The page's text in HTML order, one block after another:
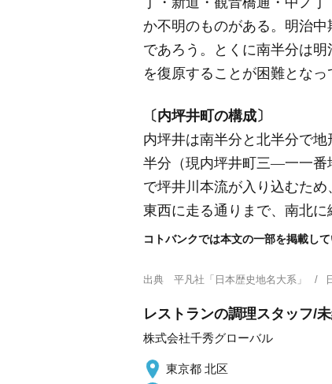
か不明のものがある。明治
であろう。とくに南半分は
を復原することが困難となっ
〔内坪井町の構成〕
内坪井は南半分と北半分で地
半分 （現内坪井町三―一一番
で坪井川本流が入り込むた
東西に走る通りまで、南北
コトバンクでは本文の一部を掲載し
出典 平凡社「日本歴史地名大系」
レストランの調理スタッフ/
株式会社千秀グローバル
東京都 北区